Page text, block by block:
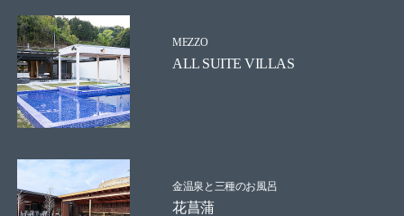
MEZZO
ALL SUITE VILLAS
金温泉と三種のお風呂
花菖蒲